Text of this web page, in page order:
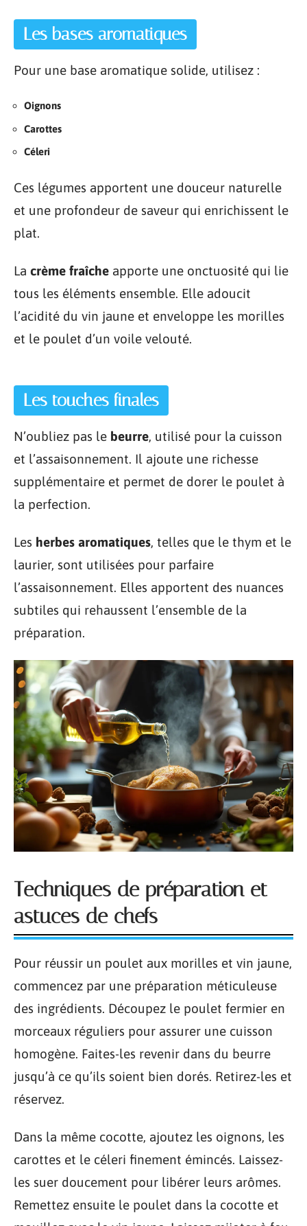
Les bases aromatiques
Pour une base aromatique solide, utilisez :
Oignons
Carottes
Céleri
Ces légumes apportent une douceur naturelle
et une profondeur de saveur qui enrichissent le
plat.
La crème fraîche apporte une onctuosité qui lie
tous les éléments ensemble. Elle adoucit
l’acidité du vin jaune et enveloppe les morilles
et le poulet d’un voile velouté.
Les touches finales
N’oubliez pas le beurre, utilisé pour la cuisson
et l’assaisonnement. Il ajoute une richesse
supplémentaire et permet de dorer le poulet à
la perfection.
Les herbes aromatiques, telles que le thym et le
laurier, sont utilisées pour parfaire
l’assaisonnement. Elles apportent des nuances
subtiles qui rehaussent l’ensemble de la
préparation.
Techniques de préparation et
astuces de chefs
Pour réussir un poulet aux morilles et vin jaune,
commencez par une préparation méticuleuse
des ingrédients. Découpez le poulet fermier en
morceaux réguliers pour assurer une cuisson
homogène. Faites-les revenir dans du beurre
jusqu’à ce qu’ils soient bien dorés. Retirez-les et
réservez.
Dans la même cocotte, ajoutez les oignons, les
carottes et le céleri finement émincés. Laissez-
les suer doucement pour libérer leurs arômes.
Remettez ensuite le poulet dans la cocotte et